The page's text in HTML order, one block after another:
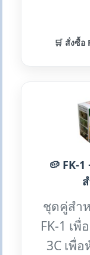
🛒 สั่งซื้อ
🥔 FK-
ชุดคู่สำ
FK-1 เ
3C เพื่